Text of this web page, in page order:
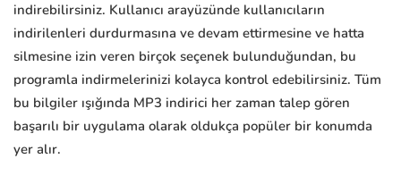
indirebilirsiniz. Kullanıcı arayüzünde kullanıcıların
indirilenleri durdurmasına ve devam ettirmesine ve hatta
silmesine izin veren birçok seçenek bulunduğundan, bu
programla indirmelerinizi kolayca kontrol edebilirsiniz. Tüm
bu bilgiler ışığında MP3 indirici her zaman talep gören
başarılı bir uygulama olarak oldukça popüler bir konumda
yer alır.